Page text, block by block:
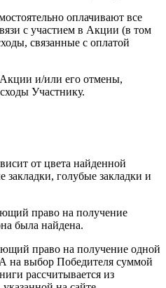
оплачивают все
с участием в Акции (в том
связанные с оплатой
и/или его отмены,
Участнику.
от цвета найденной
закладки, голубые закладки и
право на получение
была найдена.
право на получение одной
на выбор Победителя суммой
рассчитывается из